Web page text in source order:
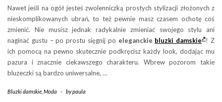
Nawet jeśli na ogół jesteś zwolenniczką prostych stylizacji złożonych z
nieskomplikowanych ubrań, to też pewnie masz czasem ochotę coś
zmienić. Nie musisz jednak radykalnie zmieniać swojego stylu ani
naginać gustu – po prostu sięgnij po eleganckie bluzki damskie ! Z
ich pomocą na pewno skutecznie podkręcisz każdy look, dodając mu
pazura i znacznie ciekawszego charakteru. Wbrew pozorom takie
bluzeczki są bardzo uniwersalne, …
Bluzki damskie Moda - bypaula